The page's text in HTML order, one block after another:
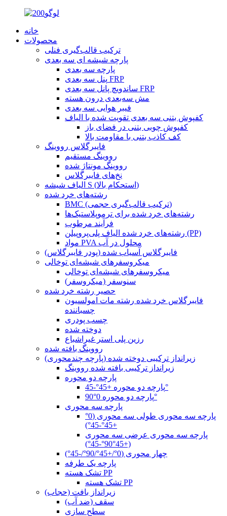
خانه
محصولات
ترکیب قالب‌گیری فنلی
پارچه شیشه ای سه بعدی
پارچه سه بعدی
پنل سه بعدی FRP
ساندویچ پانل سه بعدی FRP
مش سه‌بعدی درون هسته
فیبر هوایی سه بعدی
کفپوش بتنی سه بعدی تقویت شده با الیاف
کفپوش چوبی بتنی در فضای باز
کف کاذب بتنی با مقاومت بالا
فایبرگلاس رووینگ
رووینگ مستقیم
رووینگ مونتاژ شده
نخ‌های فایبرگلاس
الیاف شیشه S (استحکام بالا)
رشته‌های خرد شده
BMC (ترکیب قالب‌گیری حجمی)
رشته‌های خرد شده برای ترموپلاستیک‌ها
فرآیند مرطوب
رشته‌های خرد شده الیاف پلی‌پروپیلن (PP)
مواد PVA محلول در آب
فایبرگلاس آسیاب شده (پودر فایبرگلاس)
میکروسفرهای شیشه‌ای توخالی
میکروسفرهای شیشه‌ای توخالی
سنوسفر (میکروسفر)
حصیر رشته خرد شده
فایبرگلاس خرد شده رشته مات امولسیون
چسباننده
چسب پودری
دوخته شده
رزین پلی استر غیراشباع
رووینگ بافته شده
زیرانداز ترکیبی دوخته شده (پارچه چندمحوری)
زیرانداز ترکیبی بافته شده رووینگ
پارچه دو محوره
پارچه دو محوره +45°-45°
پارچه دو محوره 0°90°
پارچه سه محوری
پارچه سه محوری طولی سه محوری (0°
+45°-45°)
پارچه سه محوری عرضی سه محوری
(+45°90°-45°)
چهار محوری (0°/+45°/90°/-45°)
پارچه یک طرفه
تشک هسته PP
تشک هسته PP
زیرانداز بافت (حجاب)
سقف (ضد آب)
سطح سازی